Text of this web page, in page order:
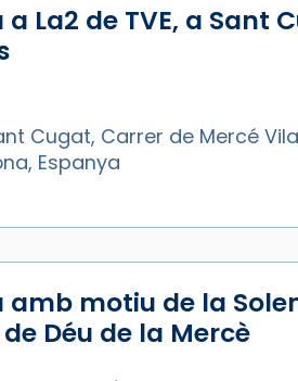
Síguenos
a La2 de TVE, a Sant
Cugat, Carrer de Mercé
Espanya
amb motiu de la
Déu de la Mercè